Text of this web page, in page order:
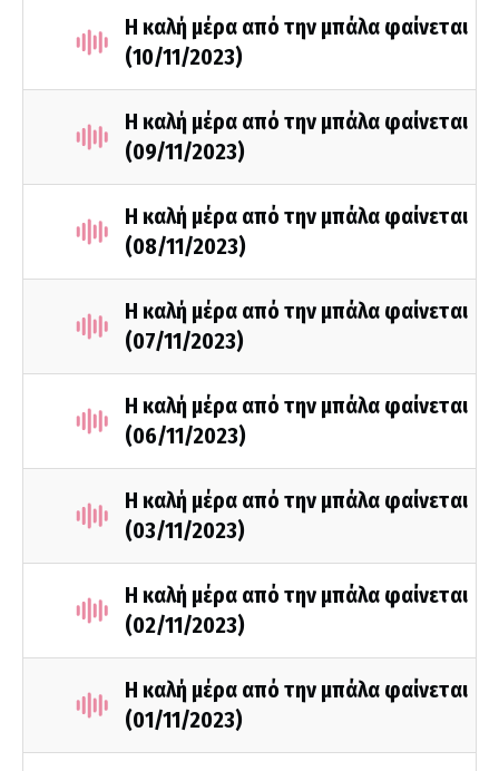
H καλή μέρα από την μπάλα φαίνεται
(10/11/2023)
Η καλή μέρα από την μπάλα φαίνεται
(09/11/2023)
H καλή μέρα από την μπάλα φαίνεται
(08/11/2023)
H καλή μέρα από την μπάλα φαίνεται
(07/11/2023)
Η καλή μέρα από την μπάλα φαίνεται
(06/11/2023)
H καλή μέρα από την μπάλα φαίνεται
(03/11/2023)
Η καλή μέρα από την μπάλα φαίνεται
(02/11/2023)
Η καλή μέρα από την μπάλα φαίνεται
(01/11/2023)